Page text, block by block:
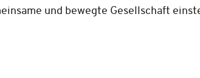
und bewegte Gesellschaft